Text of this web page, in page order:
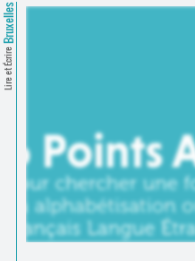
Lire et Écrire
Bruxelles